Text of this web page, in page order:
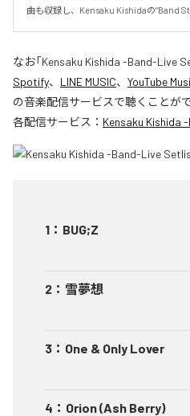
曲も収録し、Kensaku Kishidaの“Band
なお「Kensaku Kishida -Band-Live
Spotify、 LINE MUSIC、 YouTube
の音楽配信サービスで聴くことがで
各配信サービス： Kensaku Kishida
1 ： BUG;Z
2 ： 雪夢想
3 ： One & Only Lover
4 ： Orion (Ash Berry)